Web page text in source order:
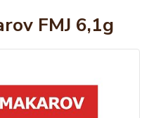
FMJ 6,1g